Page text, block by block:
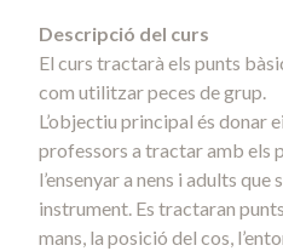
Descripció del curs
El curs tractarà els punts
com utilitzar peces de grup.
L’objectiu principal és donar
professors a tractar amb els
l’ensenyar a nens i adults que
instrument. Es tractaran
mans, la posició del cos,